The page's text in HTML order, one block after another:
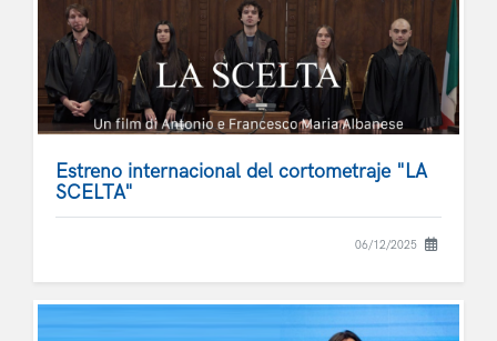
Estreno internacional del cortometraje "LA
SCELTA"
06/12/2025